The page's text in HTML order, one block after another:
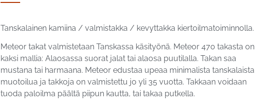
Tanskalainen kamiina / valmistakka / kevyttakka kiertoilmatoiminnolla.
Meteor takat valmistetaan Tanskassa käsityönä. Meteor 470 takasta on
kaksi mallia: Alaosassa suorat jalat tai alaosa puutilalla. Takan saa
mustana tai harmaana. Meteor edustaa upeaa minimalista tanskalaista
muotoilua ja takkoja on valmistettu jo yli 35 vuotta. Takkaan voidaan
tuoda paloilma päältä piipun kautta, tai takaa putkella.